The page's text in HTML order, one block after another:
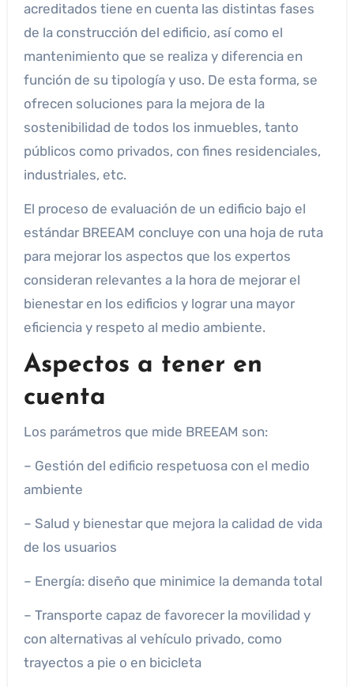
acreditados tiene en cuenta las distintas fases
de la construcción del edificio, así como el
mantenimiento que se realiza y diferencia en
función de su tipología y uso. De esta forma, se
ofrecen soluciones para la mejora de la
sostenibilidad de todos los inmuebles, tanto
públicos como privados, con fines residenciales,
industriales, etc.
El proceso de evaluación de un edificio bajo el
estándar BREEAM concluye con una hoja de ruta
para mejorar los aspectos que los expertos
consideran relevantes a la hora de mejorar el
bienestar en los edificios y lograr una mayor
eficiencia y respeto al medio ambiente.
Aspectos a tener en
cuenta
Los parámetros que mide BREEAM son:
– Gestión del edificio respetuosa con el medio
ambiente
– Salud y bienestar que mejora la calidad de vida
de los usuarios
– Energía: diseño que minimice la demanda total
– Transporte capaz de favorecer la movilidad y
con alternativas al vehículo privado, como
trayectos a pie o en bicicleta